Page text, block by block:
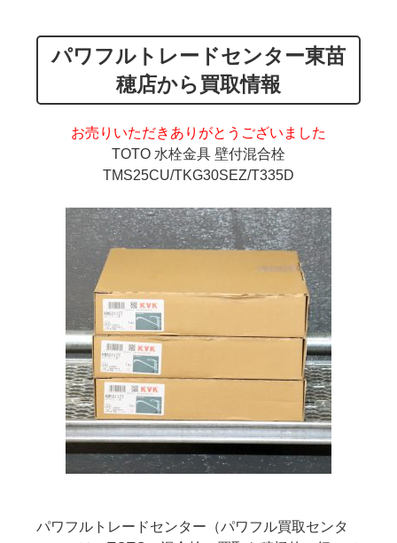
その他ツール (48)
(40)
その他建築資材(113)
半端電線(40)
マイナーケーブル(13)
CVTケーブル(8)
VCTFケーブル(12)
同軸ケーブル(11)
エコケーブル
パワフルトレードセンター東苗
穂店から買取情報
お売りいただきありがとうございました
TOTO 水栓金具 壁付混合栓
TMS25CU/TKG30SEZ/T335D
パワフルトレードセンター（パワフル買取センタ